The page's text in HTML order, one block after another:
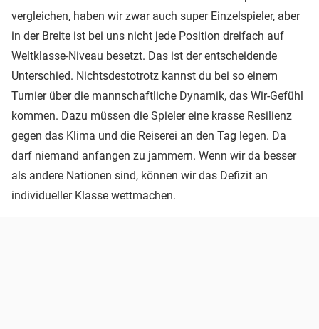
vergleichen, haben wir zwar auch super Einzelspieler, aber
in der Breite ist bei uns nicht jede Position dreifach auf
Weltklasse-Niveau besetzt. Das ist der entscheidende
Unterschied. Nichtsdestotrotz kannst du bei so einem
Turnier über die mannschaftliche Dynamik, das Wir-Gefühl
kommen. Dazu müssen die Spieler eine krasse Resilienz
gegen das Klima und die Reiserei an den Tag legen. Da
darf niemand anfangen zu jammern. Wenn wir da besser
als andere Nationen sind, können wir das Defizit an
individueller Klasse wettmachen.